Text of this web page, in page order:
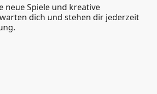
neue Spiele und kreative
dich und stehen dir jederzeit
Café Fox Sommerferienspiele